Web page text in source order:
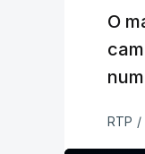
O
RTP /